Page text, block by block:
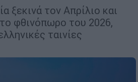
ξεκινά τον Απρίλιο και
φθινόπωρο του 2026,
ταινίες